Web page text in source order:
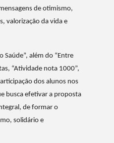
de otimismo,
valorização da vida e
Saúde”, além do “Entre
“Atividade nota 1000”,
dos alunos nos
busca efetivar a proposta
de formar o
solidário e